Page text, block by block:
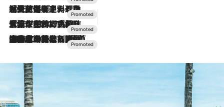
2026.7.24
【夏限定ディナーコース】旬を迎える稚鮎や花ズッキーニなどをイタリア・トスカーナの郷土料理の手法で満喫！
2026.7.17
「土佐和ハーブかき氷」がOMO7高知に登場！生姜、山椒、大葉など目にも舌にも涼を呼ぶ郷土の味
2026.7.10
NEW OPEN！【界 草津】名湯の地に誕生。趣の異なる2種の温泉と上州ならではの会席・蕎麦割烹など美食を味わう究極の癒やし旅